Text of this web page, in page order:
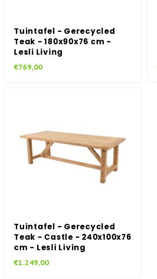
Tuintafel - Gerecycled
Teak - 180x90x76 cm -
Lesli Living
€769,00
Tuintafel - Gerecycled
Teak - Castle - 240x100x76
cm - Lesli Living
€1.249,00